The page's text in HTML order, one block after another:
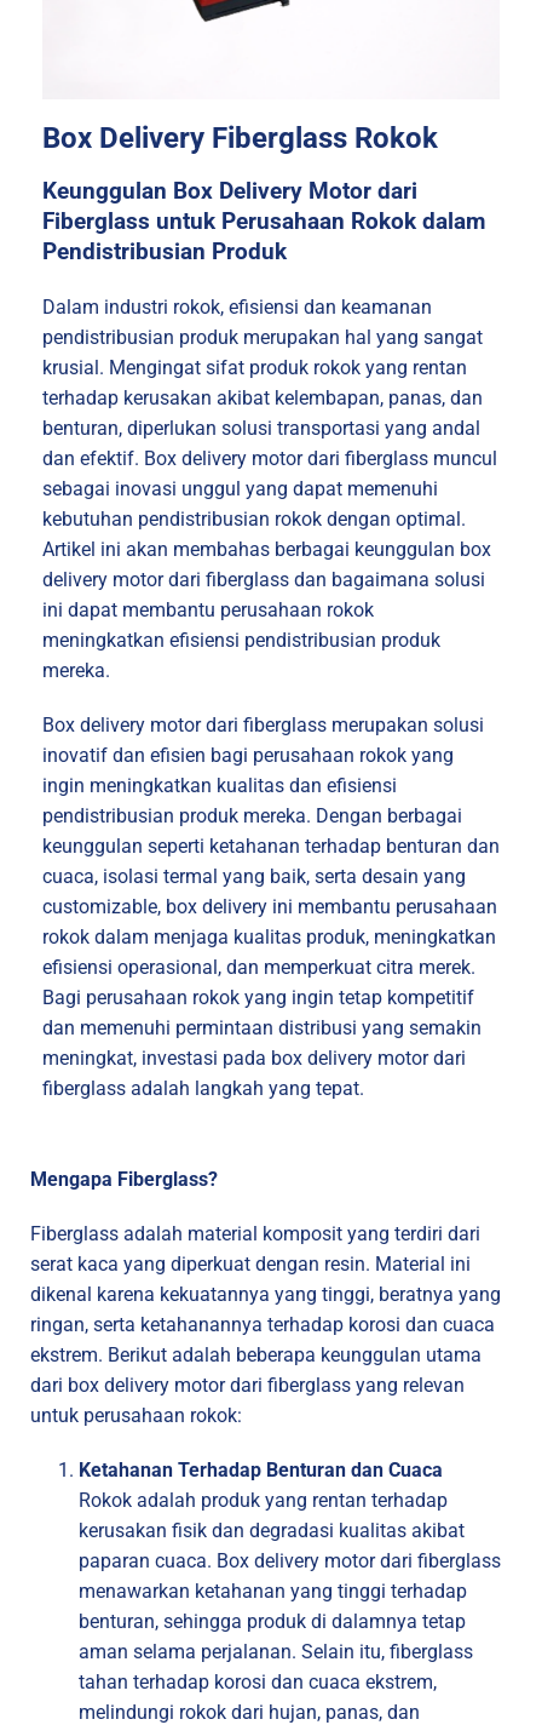
Box Delivery Fiberglass Rokok
Keunggulan Box Delivery Motor dari
Fiberglass untuk Perusahaan Rokok dalam
Pendistribusian Produk
Dalam industri rokok, efisiensi dan keamanan
pendistribusian produk merupakan hal yang sangat
krusial. Mengingat sifat produk rokok yang rentan
terhadap kerusakan akibat kelembapan, panas, dan
benturan, diperlukan solusi transportasi yang andal
dan efektif. Box delivery motor dari fiberglass muncul
sebagai inovasi unggul yang dapat memenuhi
kebutuhan pendistribusian rokok dengan optimal.
Artikel ini akan membahas berbagai keunggulan box
delivery motor dari fiberglass dan bagaimana solusi
ini dapat membantu perusahaan rokok
meningkatkan efisiensi pendistribusian produk
mereka.
Box delivery motor dari fiberglass merupakan solusi
inovatif dan efisien bagi perusahaan rokok yang
ingin meningkatkan kualitas dan efisiensi
pendistribusian produk mereka. Dengan berbagai
keunggulan seperti ketahanan terhadap benturan dan
cuaca, isolasi termal yang baik, serta desain yang
customizable, box delivery ini membantu perusahaan
rokok dalam menjaga kualitas produk, meningkatkan
efisiensi operasional, dan memperkuat citra merek.
Bagi perusahaan rokok yang ingin tetap kompetitif
dan memenuhi permintaan distribusi yang semakin
meningkat, investasi pada box delivery motor dari
fiberglass adalah langkah yang tepat.
Mengapa Fiberglass?
Fiberglass adalah material komposit yang terdiri dari
serat kaca yang diperkuat dengan resin. Material ini
dikenal karena kekuatannya yang tinggi, beratnya yang
ringan, serta ketahanannya terhadap korosi dan cuaca
ekstrem. Berikut adalah beberapa keunggulan utama
dari box delivery motor dari fiberglass yang relevan
untuk perusahaan rokok:
Ketahanan Terhadap Benturan dan Cuaca
Rokok adalah produk yang rentan terhadap
kerusakan fisik dan degradasi kualitas akibat
paparan cuaca. Box delivery motor dari fiberglass
menawarkan ketahanan yang tinggi terhadap
benturan, sehingga produk di dalamnya tetap
aman selama perjalanan. Selain itu, fiberglass
tahan terhadap korosi dan cuaca ekstrem,
melindungi rokok dari hujan, panas, dan